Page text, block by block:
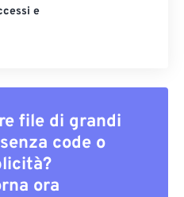
e
file di grandi
code o
ora